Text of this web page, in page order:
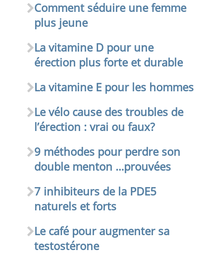
Comment séduire une femme
plus jeune
La vitamine D pour une
érection plus forte et durable
La vitamine E pour les hommes
Le vélo cause des troubles de
l’érection : vrai ou faux?
9 méthodes pour perdre son
double menton …prouvées
7 inhibiteurs de la PDE5
naturels et forts
Le café pour augmenter sa
testostérone